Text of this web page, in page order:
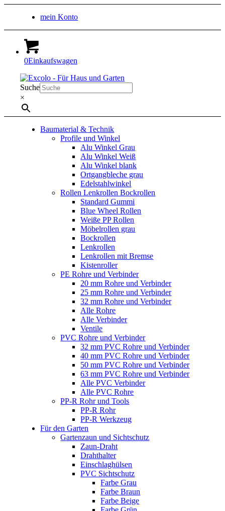
mein Konto
0Einkaufswagen
Suche
×
Baumaterial & Technik
Profile und Winkel
Alu Winkel Grau
Alu Winkel Weiß
Alu Winkel blank
Ortgangbleche grau
Edelstahlwinkel
Rollen Lenkrollen Bockrollen
Standard Gummi
Blue Wheel Rollen
Weiße PP Rollen
Möbelrollen grau
Bockrollen
Lenkrollen
Lenkrollen mit Bremse
Kistenroller
PE Rohre und Verbinder
20 mm Rohre und Verbinder
25 mm Rohre und Verbinder
32 mm Rohre und Verbinder
Alle Rohre
Alle Verbinder
Ventile
PVC Rohre und Verbinder
32 mm PVC Rohre und Verbinder
40 mm PVC Rohre und Verbinder
50 mm PVC Rohre und Verbinder
63 mm PVC Rohre und Verbinder
Alle PVC Verbinder
Alle PVC Rohre
PP-R Rohr und Tools
PP-R Rohr
PP-R Werkzeug
Für den Garten
Gartenzaun und Sichtschutz
Zaun-Draht
Drahthalter
Einschlaghülsen
PVC Sichtschutz
Farbe Grau
Farbe Braun
Farbe Beige